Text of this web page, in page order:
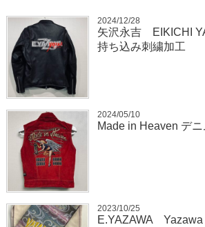
2024/12/28
矢沢永吉 EIKICHI
持ち込み刺繍加工
2024/05/10
Made in Heaven デ
2023/10/25
E.YAZAWA